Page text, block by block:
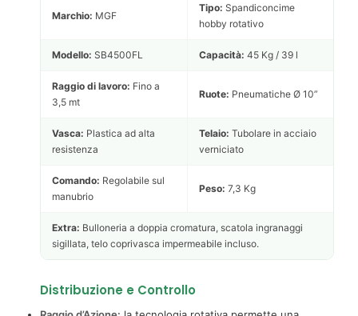
Marchio: MGF
Tipo: Spandiconcime
hobby rotativo
Modello: SB4500FL Capacità: 45 Kg / 39 l
Raggio di lavoro: Fino a
3,5 mt
Ruote: Pneumatiche Ø 10”
Vasca: Plastica ad alta
resistenza
Telaio: Tubolare in acciaio
verniciato
Comando: Regolabile sul
manubrio
Peso: 7,3 Kg
Extra: Bulloneria a doppia cromatura, scatola ingranaggi
sigillata, telo coprivasca impermeabile incluso.
Distribuzione e Controllo